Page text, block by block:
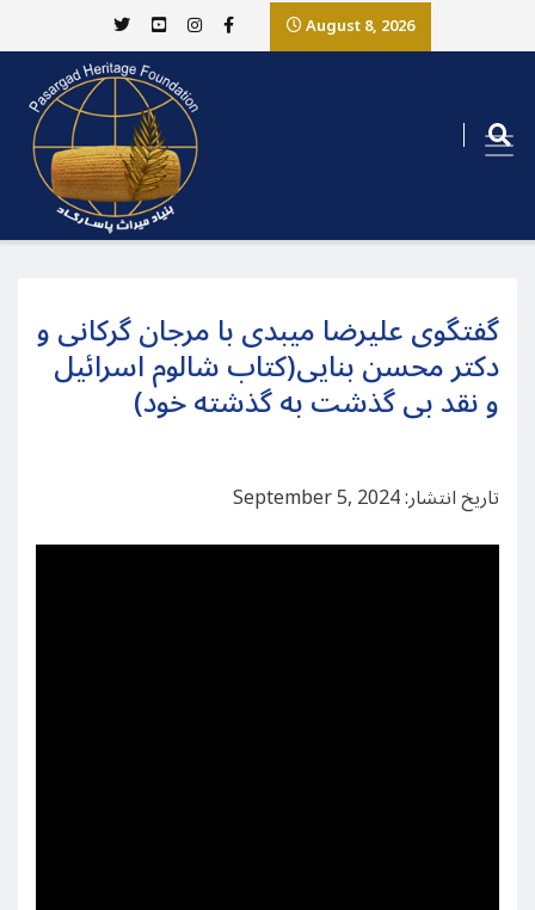
August 8, 2026
گفتگوی علیرضا میبدی با مرجان گرکانی و
دکتر محسن بنایی(کتاب شالوم اسرائیل
و نقد بی گذشت به گذشته خود)
تاریخ انتشار: September 5, 2024